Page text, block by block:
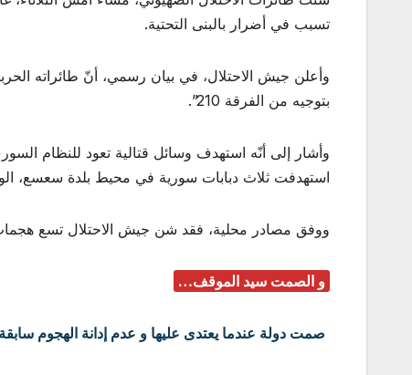
تسبب في أضرار بالبنى التحتية.
وأعلن جيش الاحتلال، في بيان رسمي، أنّ طائراته
بتوجيه من الفرقة 210”.
وأشار إلى أنّه استهدف وسائل قتالية تعود للنظام
استهدفت ثلاث دبابات سورية في محيط بلدة سعسع، الواقعة على بعد نحو 20
ووفق مصادر محلية، فقد شن جيش الاحتلال تسع
و الصمت سيد الموقف…
صمت دولة عندما يعتدى عليها و عدم إدانة الهجوم